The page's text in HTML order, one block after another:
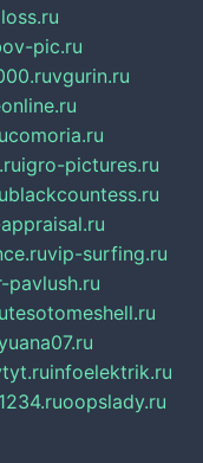
pic.ru
vgurin.ru
igro-pictures.ru
blackcountess.ru
vip-surfing.ru
pavlush.ru
tesotomeshell.ru
infoelektrik.ru
oopslady.ru